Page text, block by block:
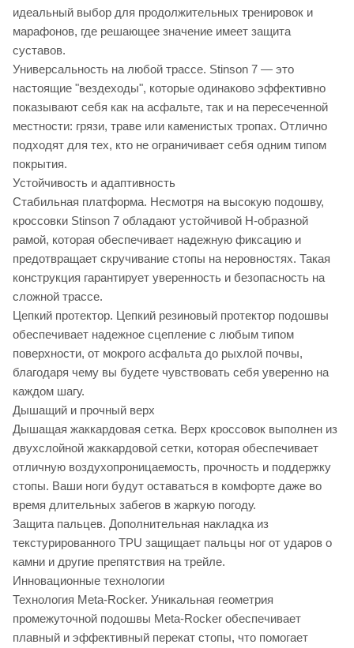
идеальный выбор для продолжительных тренировок и
марафонов, где решающее значение имеет защита
суставов.
Универсальность на любой трассе. Stinson 7 — это
настоящие "вездеходы", которые одинаково эффективно
показывают себя как на асфальте, так и на пересеченной
местности: грязи, траве или каменистых тропах. Отлично
подходят для тех, кто не ограничивает себя одним типом
покрытия.
Устойчивость и адаптивность
Стабильная платформа. Несмотря на высокую подошву,
кроссовки Stinson 7 обладают устойчивой H-образной
рамой, которая обеспечивает надежную фиксацию и
предотвращает скручивание стопы на неровностях. Такая
конструкция гарантирует уверенность и безопасность на
сложной трассе.
Цепкий протектор. Цепкий резиновый протектор подошвы
обеспечивает надежное сцепление с любым типом
поверхности, от мокрого асфальта до рыхлой почвы,
благодаря чему вы будете чувствовать себя уверенно на
каждом шагу.
Дышащий и прочный верх
Дышащая жаккардовая сетка. Верх кроссовок выполнен из
двухслойной жаккардовой сетки, которая обеспечивает
отличную воздухопроницаемость, прочность и поддержку
стопы. Ваши ноги будут оставаться в комфорте даже во
время длительных забегов в жаркую погоду.
Защита пальцев. Дополнительная накладка из
текстурированного TPU защищает пальцы ног от ударов о
камни и другие препятствия на трейле.
Инновационные технологии
Технология Meta-Rocker. Уникальная геометрия
промежуточной подошвы Meta-Rocker обеспечивает
плавный и эффективный перекат стопы, что помогает